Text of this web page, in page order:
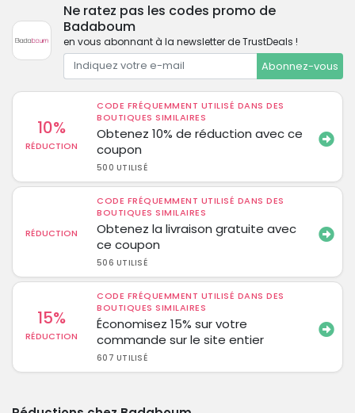
Ne ratez pas les codes promo de
Badaboum
en vous abonnant à la newsletter de TrustDeals !
Abonnez-vous
10%
RÉDUCTION
CODE FRÉQUEMMENT UTILISÉ DANS DES
BOUTIQUES SIMILAIRES
Obtenez 10% de réduction avec ce
coupon
500 UTILISÉ
RÉDUCTION
CODE FRÉQUEMMENT UTILISÉ DANS DES
BOUTIQUES SIMILAIRES
Obtenez la livraison gratuite avec
ce coupon
506 UTILISÉ
15%
RÉDUCTION
CODE FRÉQUEMMENT UTILISÉ DANS DES
BOUTIQUES SIMILAIRES
Économisez 15% sur votre
commande sur le site entier
607 UTILISÉ